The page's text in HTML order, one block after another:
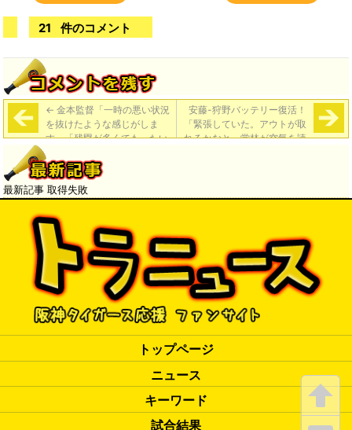
21 件のコメント
← 金本監督「一時の悪い状況
を抜けたような感じがしま
す」「残塁が多くてもったい
ないところもあるんだけど、
きょうは選手を褒めたいです
ね」
安藤-狩野バッテリー復活！
「緊張していた。アウトが取
れるかなと。堂林が空気を読
最新記事 取得失敗
トップページ
ニュース
キーワード
試合結果